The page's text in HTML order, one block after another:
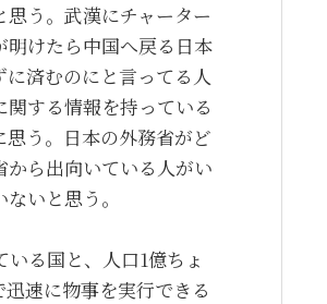
う。武漢にチャーター
けたら中国へ戻る日本
済むのにと言ってる人
する情報を持っている
う。日本の外務省がど
ら出向いている人がい
いと思う。
る国と、人口1億ちょ
速に物事を実行できる